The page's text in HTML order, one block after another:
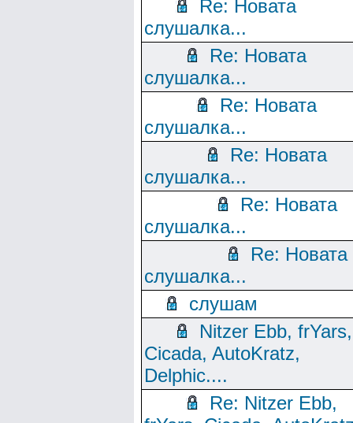
Re: Новата
слушалка...
Re: Новата
слушалка...
Re: Новата
слушалка...
Re: Новата
слушалка...
Re: Новата
слушалка...
Re: Новата
слушалка...
слушам
Nitzer Ebb, frYars,
Cicada, AutoKratz,
Delphic....
Re: Nitzer Ebb,